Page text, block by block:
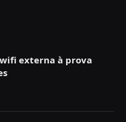
externa à prova